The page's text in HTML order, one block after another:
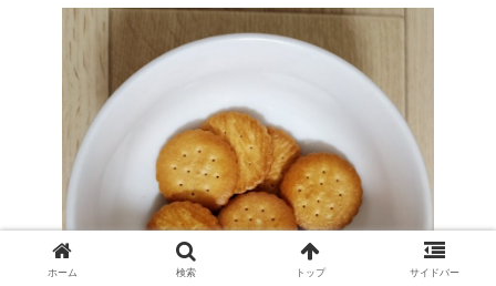
ホーム 検索 トップ サイドバー